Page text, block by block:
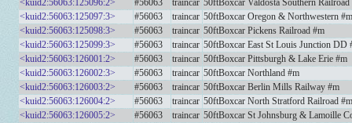
<kuid2:56063:125096:2>
#56063 traincar 50ftBoxcar Valdosta Southern
<kuid2:56063:125097:3>
#56063 traincar 50ftBoxcar Oregon & Northwestern #m
<kuid2:56063:125098:3>
#56063 traincar 50ftBoxcar Pickens Railroad #m
<kuid2:56063:125099:3>
#56063 traincar 50ftBoxcar East St Louis Junction DD
<kuid2:56063:126001:2>
#56063 traincar 50ftBoxcar Pittsburgh & Lake Erie #m
<kuid2:56063:126002:3>
#56063 traincar 50ftBoxcar Northland #m
<kuid2:56063:126003:2>
#56063 traincar 50ftBoxcar Berlin Mills Railway #m
<kuid2:56063:126004:2>
#56063 traincar 50ftBoxcar North Stratford Railroad #m
<kuid2:56063:126005:2>
#56063 traincar 50ftBoxcar St Johnsburg & Lamoille